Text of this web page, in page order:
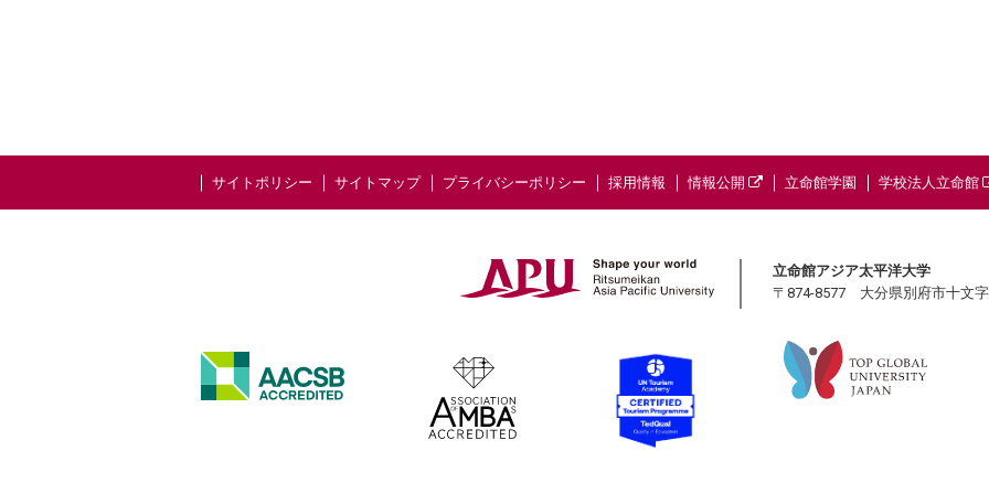
サイトポリシー サイトマップ プライバシーポリシー 採用情報 情報公開 立命館学園 学校法人立命館
立命館アジア太平洋大学
〒874-8577 大分県別府市十文